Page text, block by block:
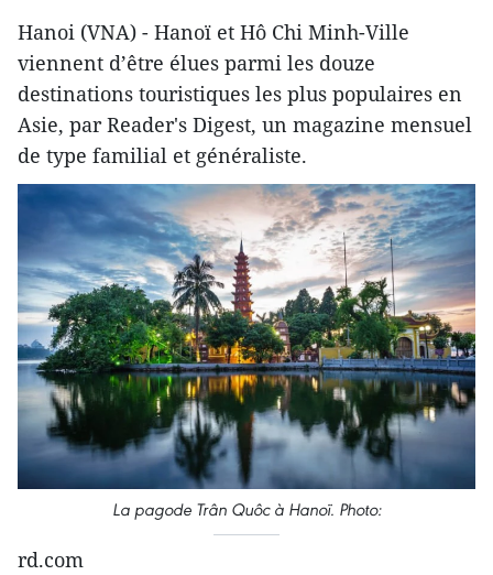
Hanoi (VNA) - Hanoï et Hô Chi Minh-Ville
viennent d’être élues parmi les douze
destinations touristiques les plus populaires en
Asie, par Reader's Digest, un magazine mensuel
de type familial et généraliste.
La pagode Trân Quôc à Hanoï. Photo:
rd.com